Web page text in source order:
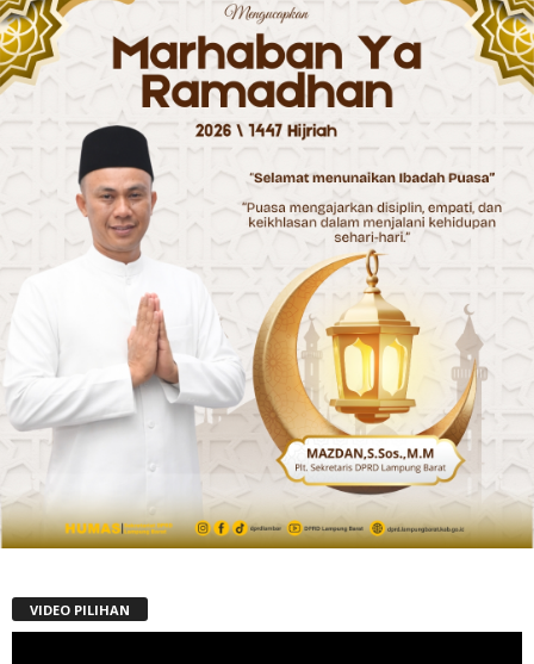
VIDEO PILIHAN